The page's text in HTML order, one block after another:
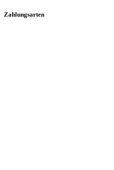
Zahlungsarten